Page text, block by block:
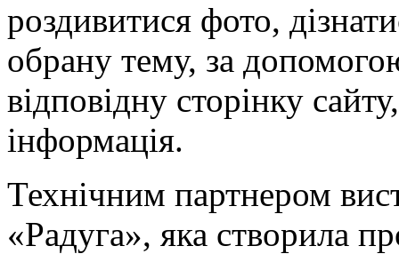
роздивитися фото,
обрану тему, за
відповідну сторінку
інформація.
Технічним партнером
«Радуга», яка створила